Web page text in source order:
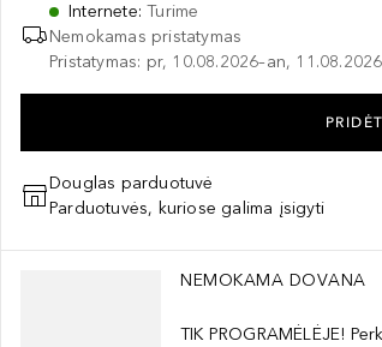
Internete:Turime
Nemokamas pristatymas
Pristatymas: pr, 10.08.2026–an, 11.08.2026
Douglas parduotuvė
Parduotuvės, kuriose galima įsigyti
Praleisti slankiklį
NEMOKAMA DOVANA
TIK PROGRAMĖLĖJE!